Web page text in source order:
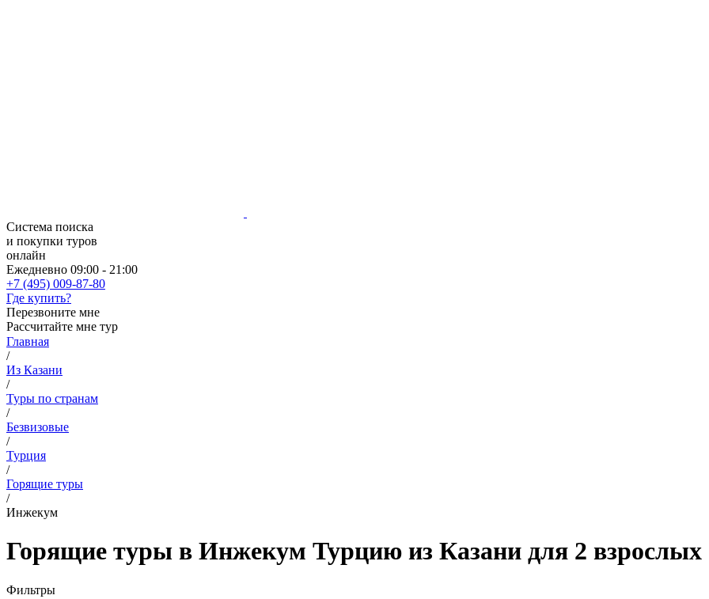
Система поиска
и покупки туров
онлайн
Ежедневно 09:00 - 21:00
+7 (495) 009-87-80
Где купить?
Перезвоните мне
Рассчитайте мне тур
Главная
/
Из Казани
/
Туры по странам
/
Безвизовые
/
Турция
/
Горящие туры
/
Инжекум
Горящие туры в Инжекум Турцию из Казани для 2 взрослых
Фильтры